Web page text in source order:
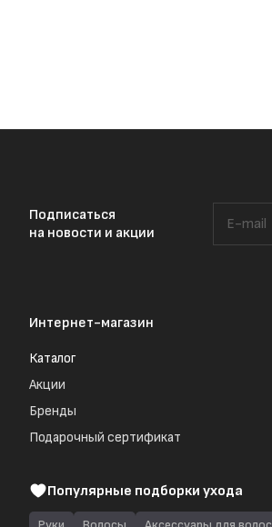
Подписаться
на новости и акции
Интернет-магазин
Каталог
Акции
Бренды
Подарочный сертификат
Популярные подборки ухода